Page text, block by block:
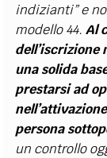
indizianti” e
modello 44.Al
dell’iscrizione
una solida
prestarsi ad
persona
un controllo